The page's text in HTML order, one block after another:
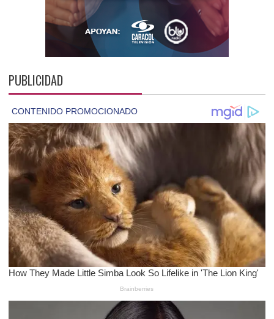
PUBLICIDAD